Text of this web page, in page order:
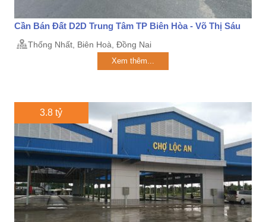
Cần Bán Đất D2D Trung Tâm TP Biên Hòa - Võ Thị Sáu
Thống Nhất, Biên Hoà, Đồng Nai
Xem thêm...
3.8 tỷ